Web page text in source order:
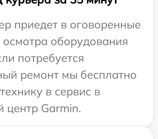
приедет в оговоренные
осмотра оборудования
потребуется
ремонт мы бесплатно
в сервис в
центр Garmin.